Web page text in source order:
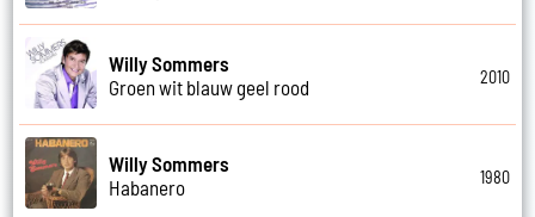
Willy Sommers
Groen wit blauw geel rood
2010
Willy Sommers
Habanero
1980